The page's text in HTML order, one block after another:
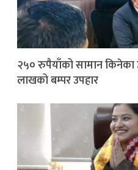
२५० रुपैयाँको सामान किनेका
लाखको बम्पर उपहार